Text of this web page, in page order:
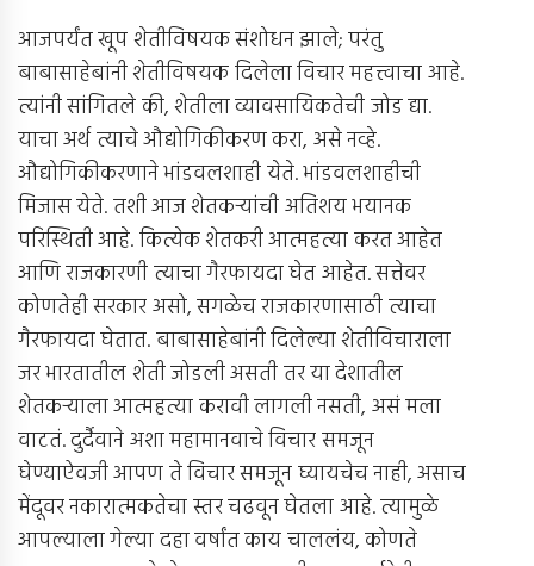
आजपर्यंत खूप शेतीविषयक संशोधन झाले; परंतु
बाबासाहेबांनी शेतीविषयक दिलेला विचार महत्त्वाचा आहे.
त्यांनी सांगितले की, शेतीला व्यावसायिकतेची जोड द्या.
याचा अर्थ त्याचे औद्योगिकीकरण करा, असे नव्हे.
औद्योगिकीकरणाने भांडवलशाही येते. भांडवलशाहीची
मिजास येते. तशी आज शेतकर्‍यांची अतिशय भयानक
परिस्थिती आहे. कित्येक शेतकरी आत्महत्या करत आहेत
आणि राजकारणी त्याचा गैरफायदा घेत आहेत. सत्तेवर
कोणतेही सरकार असो, सगळेच राजकारणासाठी त्याचा
गैरफायदा घेतात. बाबासाहेबांनी दिलेल्या शेतीविचाराला
जर भारतातील शेती जोडली असती तर या देशातील
शेतकर्‍याला आत्महत्या करावी लागली नसती, असं मला
वाटतं. दुर्दैवाने अशा महामानवाचे विचार समजून
घेण्याऐवजी आपण ते विचार समजून घ्यायचेच नाही, असाच
मेंदूवर नकारात्मकतेचा स्तर चढवून घेतला आहे. त्यामुळे
आपल्याला गेल्या दहा वर्षांत काय चाललंय, कोणते